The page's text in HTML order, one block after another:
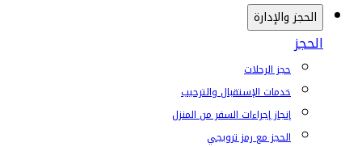
الحجز والإدارة
الحجز
حجز الرحلات
خدمات الإستقبال والترحيب
إنجاز إجراءات السفر من المنزل
الحجز مع رمز ترويجي